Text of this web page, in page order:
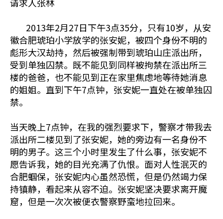
2013年2月27日下午3点35分，只有10岁，从安
徽合肥琥珀小学放学的张安妮，被四个身份不明的
彪形大汉劫持，然后被强制带到琥珀山庄派出所，
受到单独囚禁。既不能见到同样被拘禁在派出所三
楼的爸爸，也不能见到正在家里焦虑地等待她消息
的姐姐。直到下午7点钟，张安妮一直处在被单独囚
禁。
当天晚上7点钟，在我的强烈要求下，警察才带我去
派出所二楼见到了张安妮，她的旁边有一名身份不
明的男子。这三个小时里发生了什么事，张安妮不
愿告诉我，她的目光充满了仇恨。面对人性泯灭的
合肥蝈保，张安妮内心虽然恐慌，但是仍然竭力保
持镇静，看起来从容不迫。张安妮坚决要求离开魔
窟，但是一次次被便衣警察野蛮地拉回来。